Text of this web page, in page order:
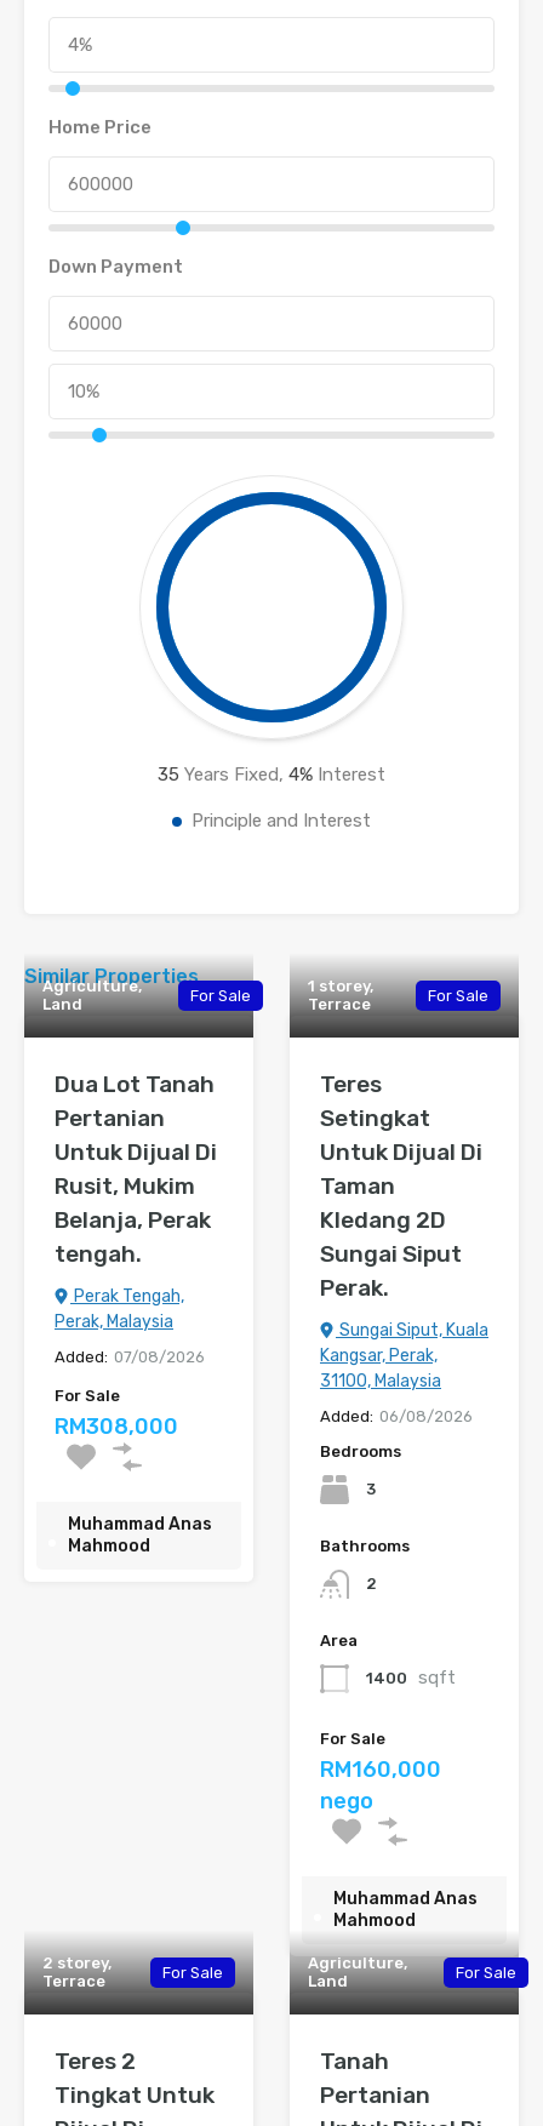
Home Price
Down Payment
35 Years Fixed, 4% Interest
Principle and Interest
Similar Properties
Agriculture,
Land
For Sale
Dua Lot Tanah
Pertanian
Untuk Dijual Di
Rusit, Mukim
Belanja, Perak
tengah.
Perak Tengah,
Perak, Malaysia
Added: 07/08/2026
For Sale
RM308,000
Muhammad Anas
Mahmood
1 storey,
Terrace
For Sale
Teres
Setingkat
Untuk Dijual Di
Taman
Kledang 2D
Sungai Siput
Perak.
Sungai Siput, Kuala
Kangsar, Perak,
31100, Malaysia
Added: 06/08/2026
Bedrooms
3
Bathrooms
2
Area
1400 sqft
For Sale
RM160,000
nego
Muhammad Anas
Mahmood
2 storey,
Terrace
For Sale
Teres 2
Tingkat Untuk
Agriculture,
Land
For Sale
Tanah
Pertanian